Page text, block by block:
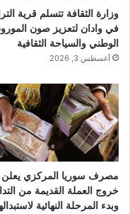
وزارة الثقافة تتسلم قرية
في وادان لتعزيز صون
الوطني والسياحة الثقافية
أغسطس 3, 2026
مصرف سوريا المركزي يعلن
خروج العملة القديمة من
وبدء المرحلة النهائية